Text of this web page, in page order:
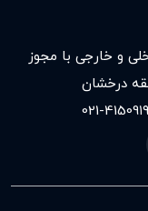
و خارجی با مجوز
021-41509